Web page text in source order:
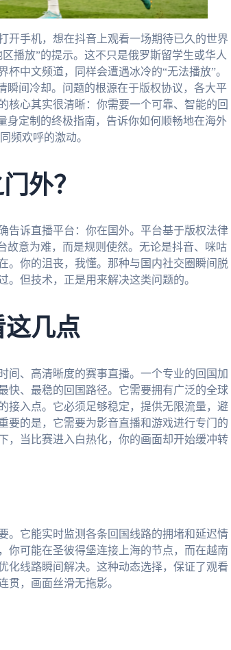
开手机，想在抖音上观看一场期待已久的世界
播放”的提示。这不只是俄罗斯留学生或华人
中文频道，同样会遭遇冰冷的“无法播放”。
瞬间冷却。问题的根源在于版权协议，各大平
核心其实很清晰：你需要一个可靠、智能的回
身定制的终极指南，告诉你如何顺畅地在海外
频欢呼的激动。
外？
告诉直播平台：你在国外。平台基于版权法律
故意为难，而是规则使然。无论是抖音、咪咕
。你的沮丧，我懂。那种与国内社交圈瞬间脱
但技术，正是用来解决这类问题的。
这几点
间、高清晰度的赛事直播。一个专业的回国加
快、最稳的回国路径。它需要拥有广泛的全球
接入点。它必须足够稳定，提供无限流量，避
要的是，它需要为影音直播和游戏进行专门的
，当比赛进入白热化，你的画面却开始缓冲转
。它能实时监测各条回国线路的拥堵和延迟情
你可能在圣彼得堡连接上海的节点，而在越南
化线路瞬间解决。这种动态选择，保证了观看
贯，画面丝滑无拖影。